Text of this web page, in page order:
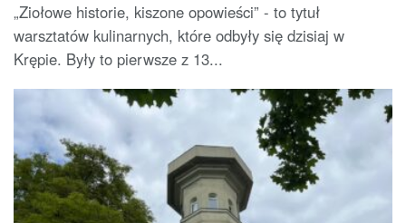
„Ziołowe historie, kiszone opowieści” - to tytuł
warsztatów kulinarnych, które odbyły się dzisiaj w
Krępie. Były to pierwsze z 13...